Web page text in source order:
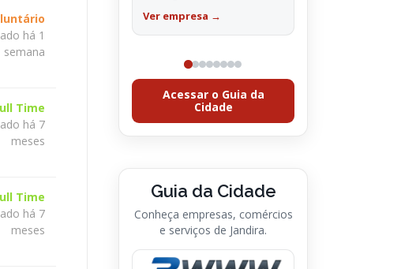
há 1
semana
Time
há 7
meses
Time
há 7
meses
Ver empresa
A Márcia Photos transforma
momentos especiais em
lembranças inesquecíveis.
casamentos, aniversários,
ensaios gestantes, família,
infantil, debutantes…
Ver empresa→
Acessar o Guia da
Cidade